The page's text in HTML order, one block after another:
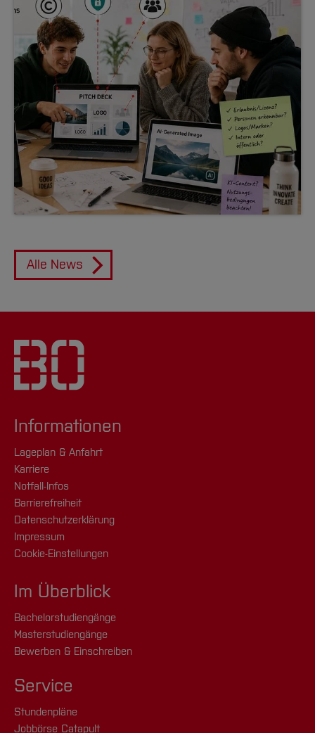
Alle News
Informationen
Lageplan & Anfahrt
Karriere
Notfall-Infos
Barrierefreiheit
Datenschutzerklärung
Impressum
Cookie-Einstellungen
Im Überblick
Bachelorstudiengänge
Masterstudiengänge
Bewerben & Einschreiben
Service
Stundenpläne
Jobbörse Catapult